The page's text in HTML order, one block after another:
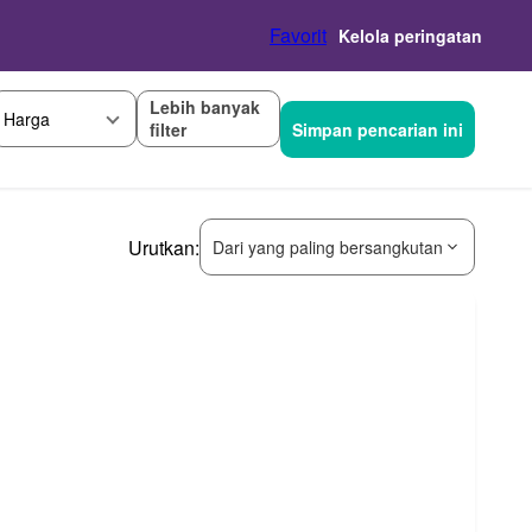
Favorit Kelola peringatan
Harga
Lebih banyak
filter
Simpan pencarian ini
Urutkan: Dari yang paling bersangkutan